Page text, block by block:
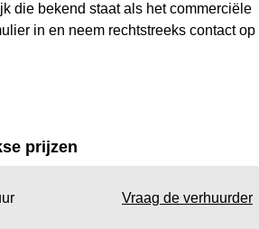
die bekend staat als het commerciële
in en neem rechtstreeks contact op
prijzen
Vraag de verhuurder